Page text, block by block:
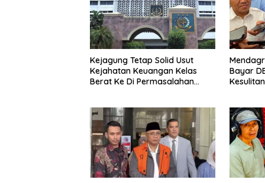
Kejagung Tetap Solid Usut
Kejahatan Keuangan Kelas
Berat Ke Di Permasalahan
Bayar